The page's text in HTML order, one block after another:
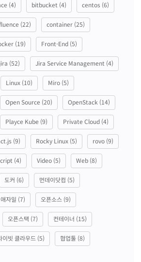
(4) bitbucket (4) centos (6)
(22) container (25)
(19) Front-End (5)
jira (52) Jira Service Management (4)
Linux (10) Miro (5)
Open Source (20) OpenStack (14)
Playce Kube (9) Private Cloud (4)
(9) Rocky Linux (5) rovo (9)
(4) Video (5) Web (8)
도커 (6) 먼데이닷컴 (5)
애자일 (7) 오픈소스 (9)
오픈스택 (7) 컨테이너 (15)
이빗 클라우드 (5) 협업툴 (8)